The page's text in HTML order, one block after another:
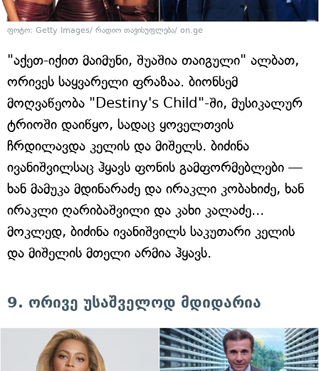
ფოტო: Getty Images/ რადიო თავისუფლება/ on.ge
"აქეთ-იქით მაიმუნი, შუაშია თაიგული" ალბათ,
ორივეს საყვარელი ფრაზაა. ბიონსემ
მოღვაწეობა "Destiny's Child"-ში, მუსიკალურ
ტრიოში დაიწყო, სადაც ყოველთვის
ჩრდილავდა კელის და მიშელს. ბიძინა
ივანიშვილსაც ჰყავს ფონის გამფორმებლები —
ხან მამუკა მდინარაძე და ირაკლი კობახიძე, ხან
ირაკლი ღარიბაშვილი და კახი კალაძე...
მოკლედ, ბიძინა ივანიშვილს საკუთარი კელის
და მიშელის მთელი არმია ჰყავს.
9. ორივე უსაშველოდ მდიდარია